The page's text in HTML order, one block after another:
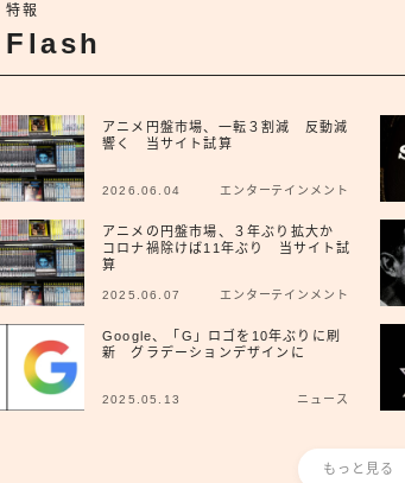
特報
Flash
アニメ円盤市場、一転３割減 反動減
響く 当サイト試算
2026.06.04 エンターテインメント
アニメの円盤市場、３年ぶり拡大か
コロナ禍除けば11年ぶり 当サイト試
算
2025.06.07 エンターテインメント
Google、「G」ロゴを10年ぶりに刷
新 グラデーションデザインに
2025.05.13 ニュース
もっと見る